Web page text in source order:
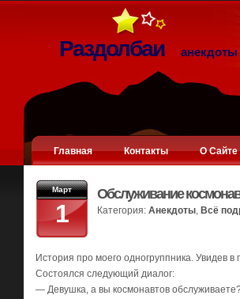
Раздолбаи анекдоты
Главная Контакты О Сайте
Март
1
Обслуживание
Категория: Анекдоты, Всё
История про моего одногруппника. Увидев
Состоялся следующий диалог:
— Девушка, а вы космонавтов